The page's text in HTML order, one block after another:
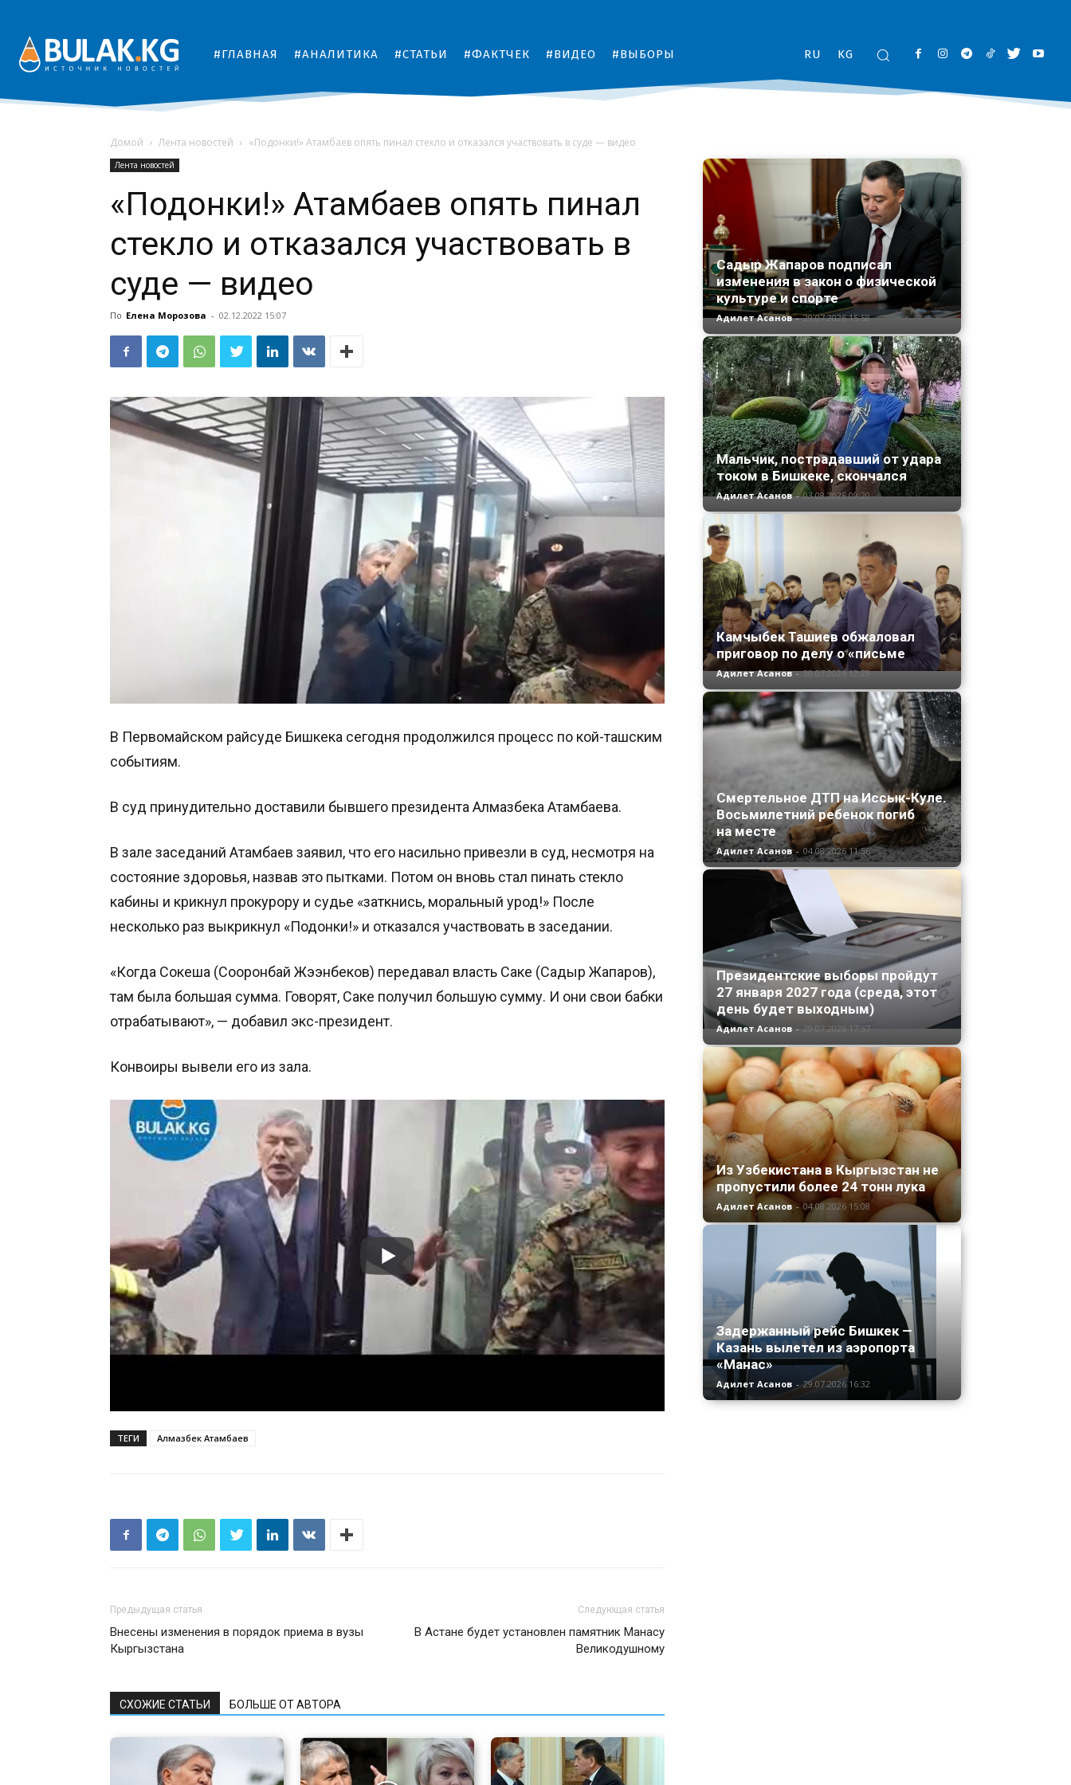
#ГЛАВНАЯ #АНАЛИТИКА #СТАТЬИ #ФАКТЧЕК #ВИДЕО #ВЫБОРЫ RU KG
Домой Лента новостей «Подонки!» Атамбаев опять пинал стекло и отказался участвовать в суде — видео
Лента новостей
«Подонки!» Атамбаев опять пинал
стекло и отказался участвовать в
суде — видео
По Елена Морозова - 02.12.2022 15:07
В Первомайском райсуде Бишкека сегодня продолжился процесс по кой-ташским
событиям.
В суд принудительно доставили бывшего президента Алмазбека Атамбаева.
В зале заседаний Атамбаев заявил, что его насильно привезли в суд, несмотря на
состояние здоровья, назвав это пытками. Потом он вновь стал пинать стекло
кабины и крикнул прокурору и судье «заткнись, моральный урод!» После
несколько раз выкрикнул «Подонки!» и отказался участвовать в заседании.
«Когда Сокеша (Сооронбай Жээнбеков) передавал власть Саке (Садыр Жапаров),
там была большая сумма. Говорят, Саке получил большую сумму. И они свои бабки
отрабатывают», — добавил экс-президент.
Конвоиры вывели его из зала.
ТЕГИ Алмазбек Атамбаев
Предыдущая статья
Внесены изменения в порядок приема в вузы
Кыргызстана
Следующая статья
В Астане будет установлен памятник Манасу
Великодушному
СХОЖИЕ СТАТЬИ БОЛЬШЕ ОТ АВТОРА
Садыр Жапаров подписал
изменения в закон о физической
культуре и спорте
Адилет Асанов - 29.07.2026 15:58
Мальчик, пострадавший от удара
током в Бишкеке, скончался
Адилет Асанов - 03.08.2026 09:20
Камчыбек Ташиев обжаловал
приговор по делу о «письме
Адилет Асанов - 30.07.2026 12:29
Смертельное ДТП на Иссык-Куле.
Восьмилетний ребенок погиб
на месте
Адилет Асанов - 04.08.2026 11:56
Президентские выборы пройдут
27 января 2027 года (среда, этот
день будет выходным)
Адилет Асанов - 29.07.2026 17:57
Из Узбекистана в Кыргызстан не
пропустили более 24 тонн лука
Адилет Асанов - 04.08.2026 15:08
Задержанный рейс Бишкек —
Казань вылетел из аэропорта
«Манас»
Адилет Асанов - 29.07.2026 16:32